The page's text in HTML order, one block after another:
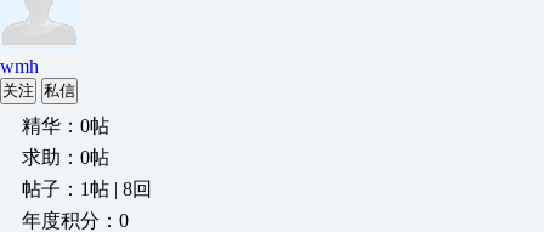
wmh
关注 私信
精华：0帖
求助：0帖
帖子：1帖 | 8回
年度积分：0